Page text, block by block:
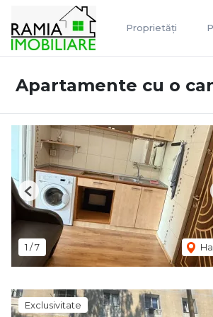
Proprietăți
Apartamente cu o
1 /7
Previous
Exclusivitate